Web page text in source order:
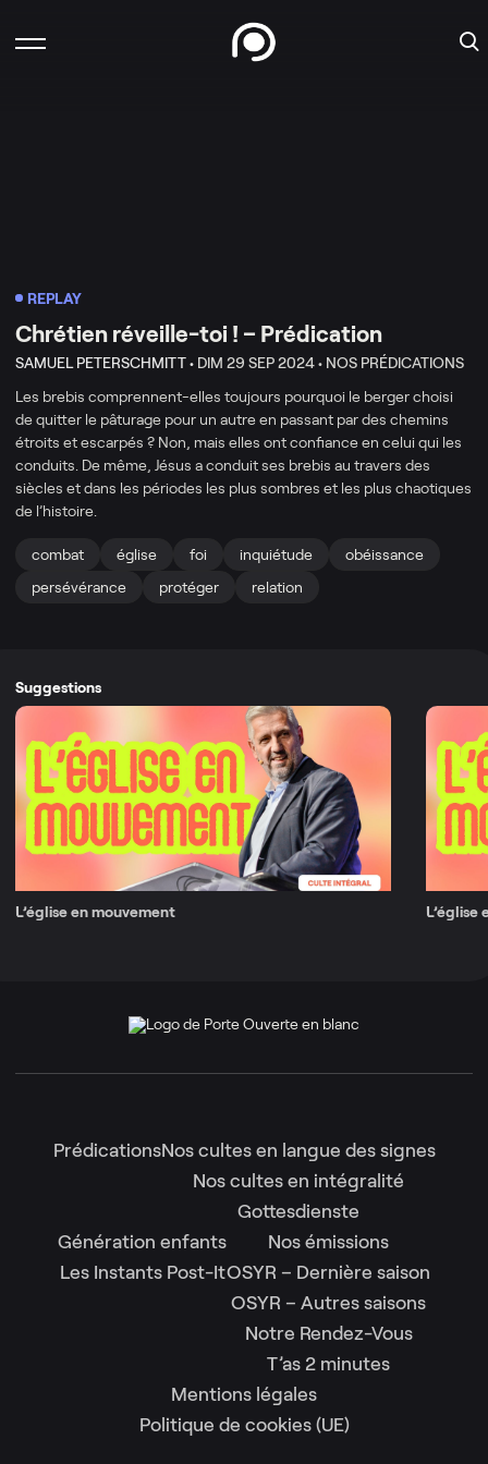
REPLAY
Chrétien réveille-toi ! – Prédication
SAMUEL PETERSCHMITT • DIM 29 SEP 2024 • NOS PRÉDICATIONS
Les brebis comprennent-elles toujours pourquoi le berger choisi
de quitter le pâturage pour un autre en passant par des chemins
étroits et escarpés ? Non, mais elles ont confiance en celui qui les
conduits. De même, Jésus a conduit ses brebis au travers des
siècles et dans les périodes les plus sombres et les plus chaotiques
de l’histoire.
combat église foi inquiétude
obéissance
persévérance
protéger relation
Suggestions
L’église en mouvement L’église
PrédicationsNos cultes en langue des signes
Nos cultes en intégralité
Gottesdienste
Génération enfants
Les Instants Post-It
Nos émissions
OSYR – Dernière saison
OSYR – Autres saisons
Notre Rendez-Vous
T’as 2 minutes
Mentions légales
Politique de cookies (UE)